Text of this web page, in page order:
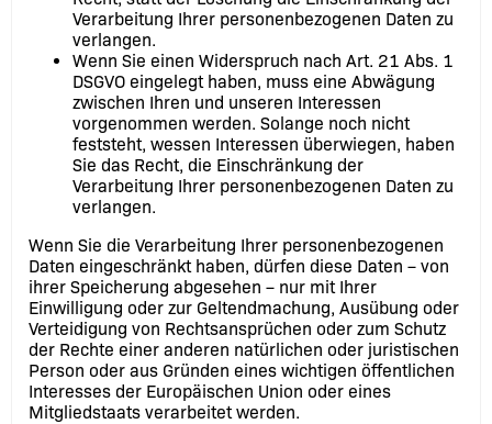
Verarbeitung Ihrer personenbezogenen Daten zu
verlangen.
Wenn Sie einen Widerspruch nach Art. 21 Abs. 1
DSGVO eingelegt haben, muss eine Abwägung
zwischen Ihren und unseren Interessen
vorgenommen werden. Solange noch nicht
feststeht, wessen Interessen überwiegen, haben
Sie das Recht, die Einschränkung der
Verarbeitung Ihrer personenbezogenen Daten zu
verlangen.
Wenn Sie die Verarbeitung Ihrer personenbezogenen
Daten eingeschränkt haben, dürfen diese Daten – von
ihrer Speicherung abgesehen – nur mit Ihrer
Einwilligung oder zur Geltendmachung, Ausübung oder
Verteidigung von Rechtsansprüchen oder zum Schutz
der Rechte einer anderen natürlichen oder juristischen
Person oder aus Gründen eines wichtigen öffentlichen
Interesses der Europäischen Union oder eines
Mitgliedstaats verarbeitet werden.